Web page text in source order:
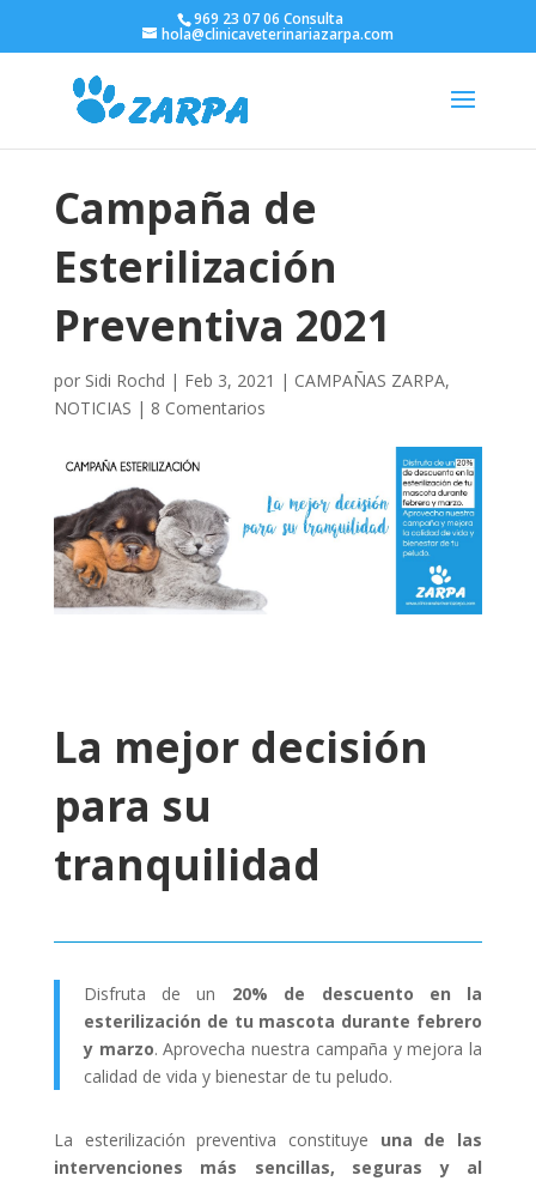
969 23 07 06 Consulta
hola@clinicaveterinariazarpa.com
Campaña de
Esterilización
Preventiva 2021
por Sidi Rochd | Feb 3, 2021 | CAMPAÑAS ZARPA,
NOTICIAS | 8 Comentarios
La mejor decisión
para su
tranquilidad
Disfruta de un 20% de descuento en la
esterilización de tu mascota durante febrero
y marzo. Aprovecha nuestra campaña y mejora la
calidad de vida y bienestar de tu peludo.
La esterilización preventiva constituye una de las
intervenciones más sencillas, seguras y al